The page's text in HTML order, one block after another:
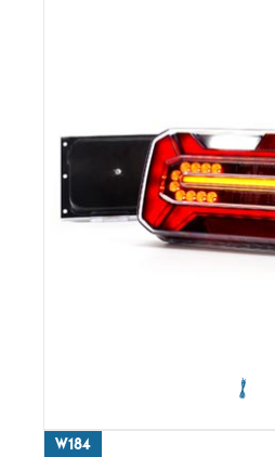
W184